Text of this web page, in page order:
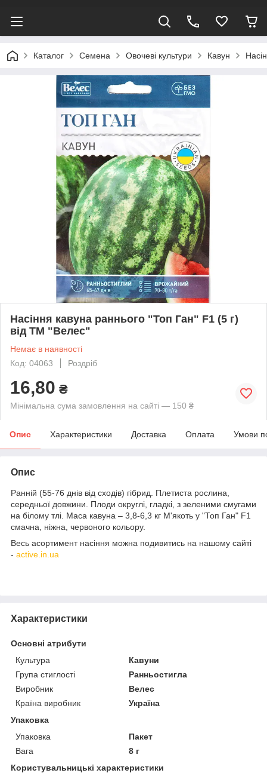
Каталог Семена Овочеві культури Кавун
Насіння кавуна раннього "Топ Ган" F1 (5 г)
від ТМ "Велес"
Немає в наявності
Код: 04063
Роздріб
16,80 ₴
Мінімальна сума замовлення на сайті — 150 ₴
Опис Характеристики Доставка Оплата Умови
Опис
Ранній (55-76 днів від сходів) гібрид. Плетиста рослина,
середньої довжини. Плоди округлі, гладкі, з зеленими смугами
на білому тлі. Маса кавуна – 3,8-6,3 кг М'якоть у "Топ Ган" F1
смачна, ніжна, червоного кольору.
Весь асортимент насіння можна подивитись на нашому сайті
- active.in.ua
Характеристики
Основні атрибути
Культура
Кавуни
Група стиглості
Ранньостигла
Виробник
Велес
Країна виробник
Україна
Упаковка
Упаковка
Пакет
Вага
8 г
Користувальницькі характеристики